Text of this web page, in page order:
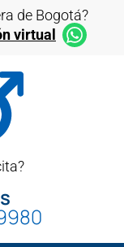
de Bogotá?
virtual